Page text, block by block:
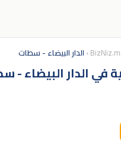
› الدار البيضاء - سطات
في الدار البيضاء -